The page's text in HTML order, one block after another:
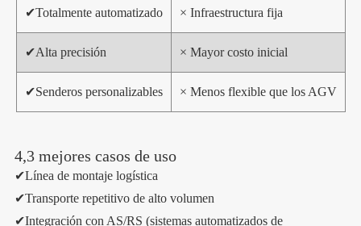
✔Totalmente automatizado × Infraestructura fija
✔Alta precisión × Mayor costo inicial
✔Senderos personalizables × Menos flexible que los AGV
4,3 mejores casos de uso
✔Línea de montaje logística
✔Transporte repetitivo de alto volumen
✔Integración con AS/RS (sistemas automatizados de